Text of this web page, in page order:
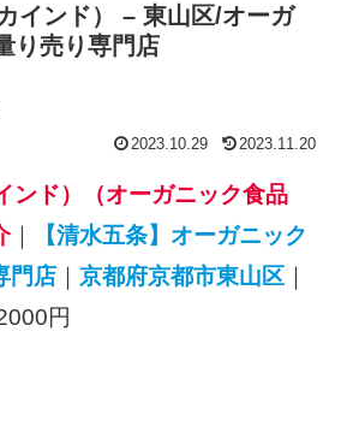
インド） – 東山区/オーガ
り売り専門店
2023.10.29 2023.11.20
ンド）（オーガニック食品
｜
【清水五条】オーガニック
門店
京都府京都市東山区
円